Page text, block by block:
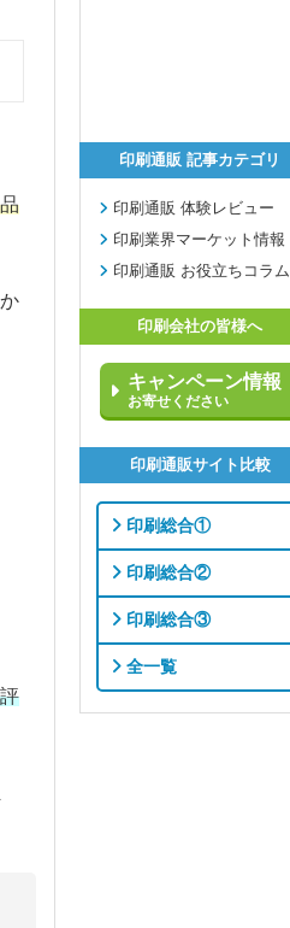
か
印刷通販 記事カテゴリ
印刷通販 体験レビュー
印刷業界マーケット情報
印刷通販 お役立ちコラム
印刷会社の皆様へ
キャンペーン情報
お寄せください
印刷通販サイト比較
印刷総合①
印刷総合②
印刷総合③
全一覧